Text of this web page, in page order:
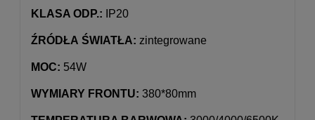
KLASA ODP.: IP20
ŹRÓDŁA ŚWIATŁA: zintegrowane
MOC: 54W
WYMIARY FRONTU: 380*80mm